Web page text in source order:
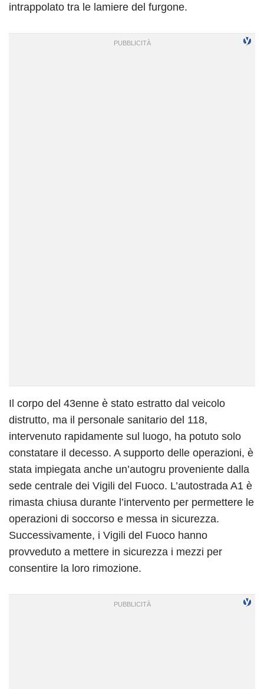
intrappolato tra le lamiere del furgone.
Il corpo del 43enne è stato estratto dal veicolo
distrutto, ma il personale sanitario del 118,
intervenuto rapidamente sul luogo, ha potuto solo
constatare il decesso. A supporto delle operazioni, è
stata impiegata anche un’autogru proveniente dalla
sede centrale dei Vigili del Fuoco. L’autostrada A1 è
rimasta chiusa durante l’intervento per permettere le
operazioni di soccorso e messa in sicurezza.
Successivamente, i Vigili del Fuoco hanno
provveduto a mettere in sicurezza i mezzi per
consentire la loro rimozione.